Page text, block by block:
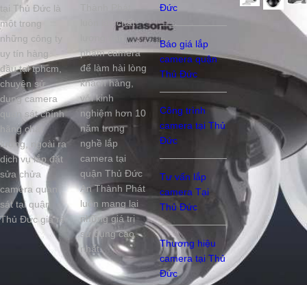
tại Thủ Đức là
một trong
những công ty
uy tín hàng
đầu tại tphcm,
chuyên sử
dụng camera
quan sát chính
hãng chất
lượng, ngoài ra
dịch vụ lắp đặt
sửa chửa
camera quan
sát tại quận
Thủ Đức giá rẻ
luôn lấy chất
phẩm camera
để làm hài lòng
khách hàng,
với kinh
nghiệm hơn 10
năm trong
nghề lắp
camera tại
quận Thủ Đức
An Thành Phát
luôn mang lại
những giá trị
sử dụng cao
nhất.
Đức
Báo giá lắp
camera quận
Thủ Đức
Công trình
camera tại Thủ
Đức
Tư vấn lắp
camera Tại
Thủ Đức
Thương hiệu
camera tại Thủ
Đức